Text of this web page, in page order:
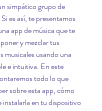
simpático grupo de
es así, te presentamos
app de música que te
y mezclar tus
musicales usando una
e intuitiva. En este
todo lo que
sobre esta app, cómo
instalarla en tu dispositivo